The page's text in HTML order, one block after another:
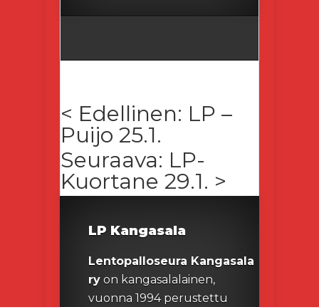
< Edellinen: LP –
Puijo 25.1.
Seuraava: LP-
Kuortane 29.1. >
LP Kangasala
Lentopalloseura Kangasala
ry on kangasalalainen,
vuonna 1994 perustettu